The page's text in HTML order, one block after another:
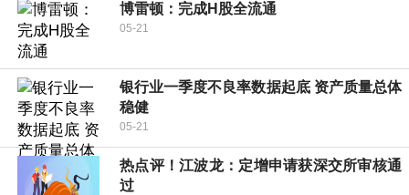
博雷顿：完成H股全流通
05-21
银行业一季度不良率数据起底 资产质量总体
稳健
05-21
热点评！江波龙：定增申请获深交所审核通
过